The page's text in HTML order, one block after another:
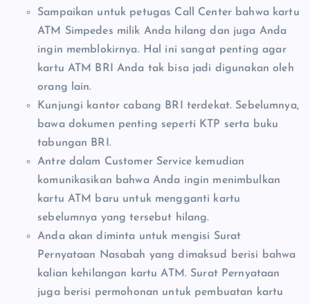
Sampaikan untuk petugas Call Center bahwa kartu
ATM Simpedes milik Anda hilang dan juga Anda
ingin memblokirnya. Hal ini sangat penting agar
kartu ATM BRI Anda tak bisa jadi digunakan oleh
orang lain.
Kunjungi kantor cabang BRI terdekat. Sebelumnya,
bawa dokumen penting seperti KTP serta buku
tabungan BRI.
Antre dalam Customer Service kemudian
komunikasikan bahwa Anda ingin menimbulkan
kartu ATM baru untuk mengganti kartu
sebelumnya yang tersebut hilang.
Anda akan diminta untuk mengisi Surat
Pernyataan Nasabah yang dimaksud berisi bahwa
kalian kehilangan kartu ATM. Surat Pernyataan
juga berisi permohonan untuk pembuatan kartu